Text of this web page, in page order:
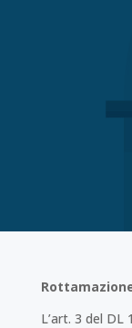
L’art. 3 del